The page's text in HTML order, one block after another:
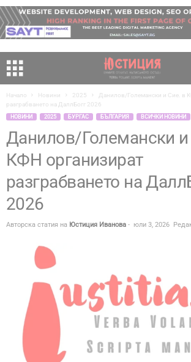
Начало Новини 2025
Данилов/Големански и Сие. в
разграбването на ДаллБогг 2026
НОВИНИ 2025 БУРГАС БЪЛГАРИЯ ВСИЧКИ НОВИНИ
Данилов/Големански и
КФН организират
разграбването на
2026
Авторска статия на Юстиция Иванова - юли 3, 2026